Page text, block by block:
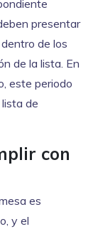
presentar
de los
de la lista. En
este periodo
de
con
es
y el